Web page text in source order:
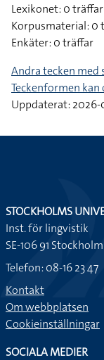
Lexikonet: 0 träffar
Korpusmaterial: 0
Enkäter: 0 träffar
Andra tecken med
Teckenformen kan
Uppdaterat: 2026-
STOCKHOLMS
Inst. för lingvistik
SE-106 91 Stockholm
Telefon: 08-16 23 47
Kontakt
Om webbplatsen
Cookieinställningar
SOCIALA MEDIER